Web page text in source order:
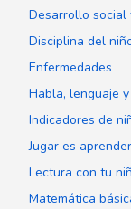
Desarrollo social
Disciplina del
Enfermedades
Habla, lenguaje
Indicadores de
Jugar es
Lectura con tu
Matemática